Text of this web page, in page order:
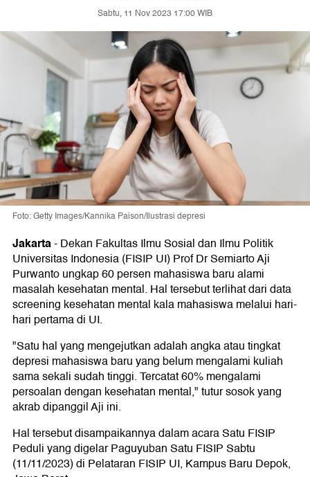
Sabtu, 11 Nov 2023 17:00 WIB
Foto: Getty Images/Kannika Paison/Ilustrasi depresi
Jakarta-Dekan Fakultas Ilmu Sosial dan Ilmu Politik
Universitas Indonesia (FISIP UI) Prof Dr Semiarto Aji
Purwanto ungkap 60 persen mahasiswa baru alami
masalah kesehatan mental. Hal tersebut terlihat dari data
screening kesehatan mental kala mahasiswa melalui hari-
hari pertama di UI.
"Satu hal yang mengejutkan adalah angka atau tingkat
depresi mahasiswa baru yang belum mengalami kuliah
sama sekali sudah tinggi. Tercatat 60% mengalami
persoalan dengan kesehatan mental," tutur sosok yang
akrab dipanggil Aji ini.
Hal tersebut disampaikannya dalam acara Satu FISIP
Peduli yang digelar Paguyuban Satu FISIP Sabtu
(11/11/2023) di Pelataran FISIP UI, Kampus Baru Depok,